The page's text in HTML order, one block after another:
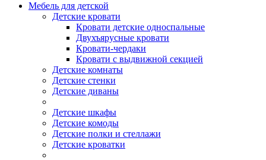
Мебель для детской
Детские кровати
Кровати детские односпальные
Двухъярусные кровати
Кровати-чердаки
Кровати с выдвижной секцией
Детские комнаты
Детские стенки
Детские диваны
Детские шкафы
Детские комоды
Детские полки и стеллажи
Детские кроватки